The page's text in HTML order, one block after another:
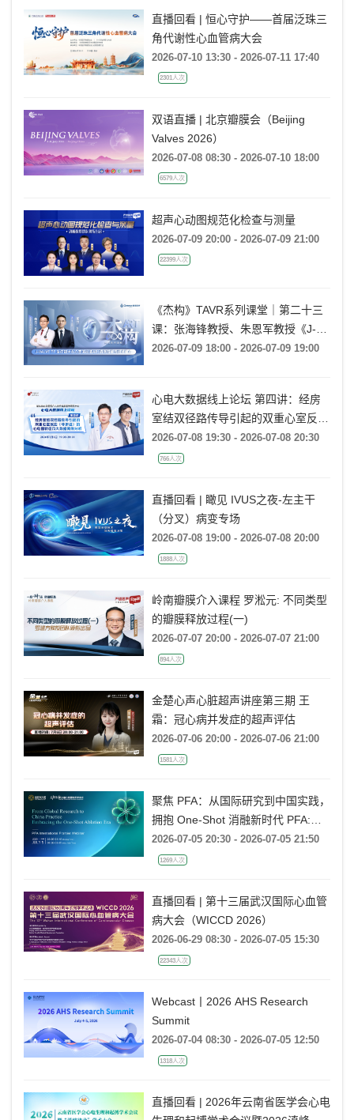
直播回看 | 恒心守护——首届泛珠三
角代谢性心血管病大会
2026-07-10 13:30 - 2026-07-11 17:40
2301人次
双语直播 | 北京瓣膜会（Beijing
Valves 2026）
2026-07-08 08:30 - 2026-07-10 18:00
6579人次
超声心动图规范化检查与测量
2026-07-09 20:00 - 2026-07-09 21:00
22399人次
《杰构》TAVR系列课堂｜第二十三
课：张海锋教授、朱恩军教授《J-
VALVE TF 治疗超大左心室流出道
2026-07-09 18:00 - 2026-07-09 19:00
心电大数据线上论坛 第四讲：经房
室结双径路传导引起的双重心室反应
(非折返)的心电图特征及大数据案例
分析
2026-07-08 19:30 - 2026-07-08 20:30
766人次
直播回看 | 瞰见 IVUS之夜-左主干
（分叉）病变专场
2026-07-08 19:00 - 2026-07-08 20:00
1888人次
岭南瓣膜介入课程 罗淞元: 不同类型
的瓣膜释放过程(一)
2026-07-07 20:00 - 2026-07-07 21:00
894人次
金楚心声心脏超声讲座第三期 王
霜：冠心病并发症的超声评估
2026-07-06 20:00 - 2026-07-06 21:00
1581人次
聚焦 PFA：从国际研究到中国实践，
拥抱 One-Shot 消融新时代 PFA:
From Global Research to China
Practice, Embracing the One-Shot
题会
2026-07-05 20:30 - 2026-07-05 21:50
1269人次
直播回看 | 第十三届武汉国际心血管
病大会（WICCD 2026）
2026-06-29 08:30 - 2026-07-05 15:30
22343人次
Webcast丨2026 AHS Research
Summit
2026-07-04 08:30 - 2026-07-05 12:50
1318人次
直播回看 | 2026年云南省医学会心电